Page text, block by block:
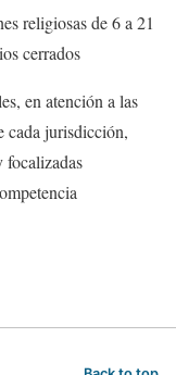
religiosas de 6 a 21
cerrados
en atención a las
cada jurisdicción,
focalizadas